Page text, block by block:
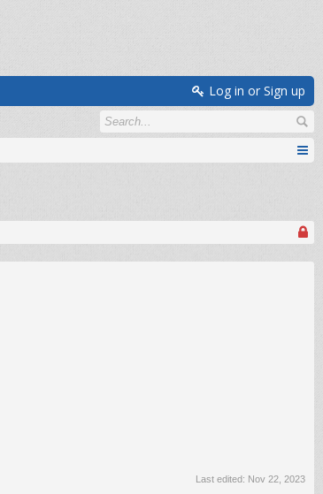
Log in or Sign up
Last edited: Nov 22, 2023